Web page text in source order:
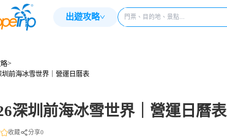
出遊攻略
>
圳前海冰雪世界｜營運日曆表
深圳前海冰雪世界｜營運日曆表
收藏 分享0